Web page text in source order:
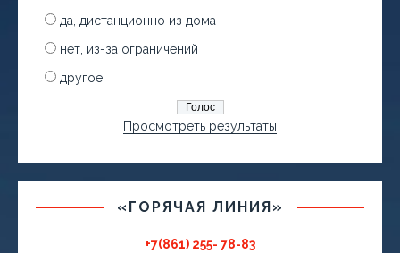
да, дистанционно из дома
нет, из-за ограничений
другое
Просмотреть результаты
«ГОРЯЧАЯ ЛИНИЯ»
+7(861) 255- 78-83